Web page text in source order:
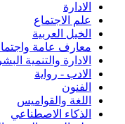
الادارة
علم الاجتماع
الخيل العربية
معارف عامة
الادارة والتنمية
الادب - رواية
الفنون
اللغة والقواميس
الذكاء الاصطناعي